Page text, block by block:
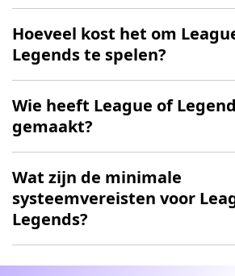
Hoeveel kost het om
Legends te spelen?
Wie heeft League of
gemaakt?
Wat zijn de minimale
systeemvereisten voor
Legends?